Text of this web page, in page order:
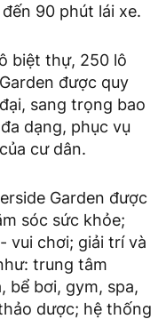
90 phút lái xe.
biệt thự, 250 lô
được quy
sang trọng bao
dạng, phục vụ
cư dân.
Garden được
sóc sức khỏe;
vui chơi; giải trí và
trung tâm
bể bơi, gym, spa,
dược; hệ thống